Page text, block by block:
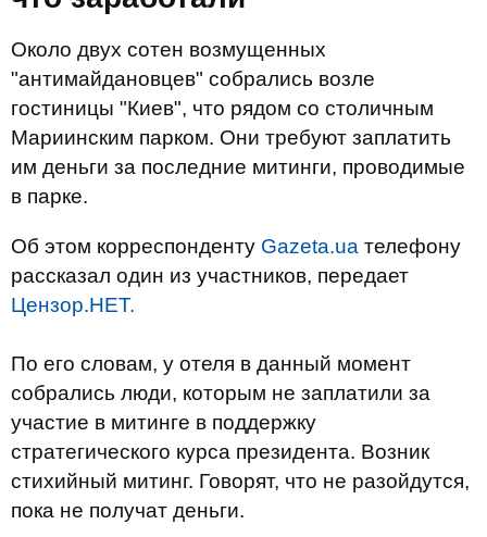
Около двух сотен возмущенных
"антимайдановцев" собрались возле
гостиницы "Киев", что рядом со столичным
Мариинским парком. Они требуют заплатить
им деньги за последние митинги, проводимые
в парке.
Об этом корреспонденту Gazeta.ua телефону
рассказал один из участников, передает
Цензор.НЕТ.
По его словам, у отеля в данный момент
собрались люди, которым не заплатили за
участие в митинге в поддержку
стратегического курса президента. Возник
стихийный митинг. Говорят, что не разойдутся,
пока не получат деньги.